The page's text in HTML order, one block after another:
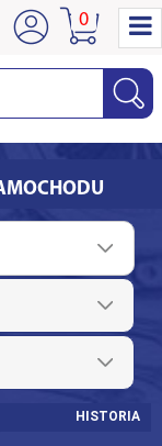
0
HISTORIA